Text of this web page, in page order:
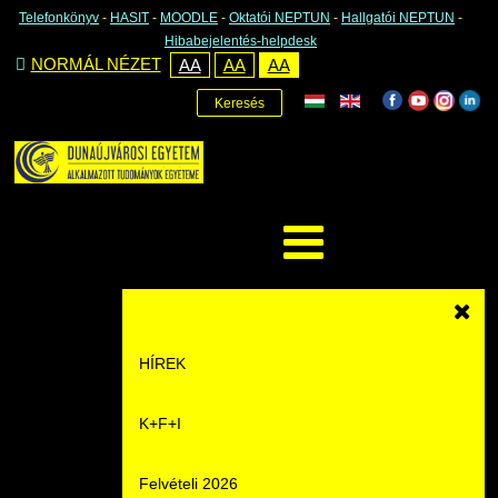
Telefonkönyv - HASIT - MOODLE - Oktatói NEPTUN - Hallgatói NEPTUN -
Hibabejelentés-helpdesk
NORMÁL NÉZET AA AA AA
Keresés
HÍREK
Hírek
Események
K+F+I
Felvételi 2026